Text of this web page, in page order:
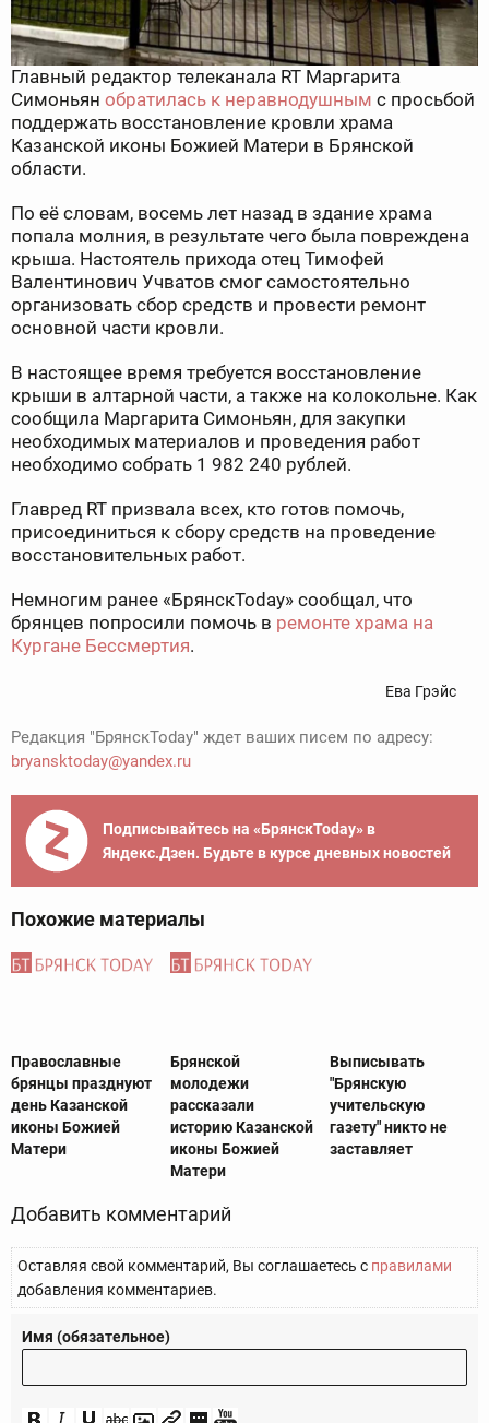
Главный редактор телеканала RT Маргарита
Симоньян обратилась к неравнодушным с просьбой
поддержать восстановление кровли храма
Казанской иконы Божией Матери в Брянской
области.
По её словам, восемь лет назад в здание храма
попала молния, в результате чего была повреждена
крыша. Настоятель прихода отец Тимофей
Валентинович Учватов смог самостоятельно
организовать сбор средств и провести ремонт
основной части кровли.
В настоящее время требуется восстановление
крыши в алтарной части, а также на колокольне. Как
сообщила Маргарита Симоньян, для закупки
необходимых материалов и проведения работ
необходимо собрать 1 982 240 рублей.
Главред RT призвала всех, кто готов помочь,
присоединиться к сбору средств на проведение
восстановительных работ.
Немногим ранее «БрянскToday» сообщал, что
брянцев попросили помочь в ремонте храма на
Кургане Бессмертия.
Ева Грэйс
Редакция "БрянскToday" ждет ваших писем по адресу:
bryansktoday@yandex.ru
Подписывайтесь на «БрянскToday» в
Яндекс.Дзен. Будьте в курсе дневных новостей
Похожие материалы
Православные
брянцы празднуют
день Казанской
иконы Божией
Матери
Брянской
молодежи
рассказали
историю Казанской
иконы Божией
Матери
Выписывать
"Брянскую
учительскую
газету" никто не
заставляет
Добавить комментарий
Оставляя свой комментарий, Вы соглашаетесь с правилами
добавления комментариев.
Имя (обязательное)